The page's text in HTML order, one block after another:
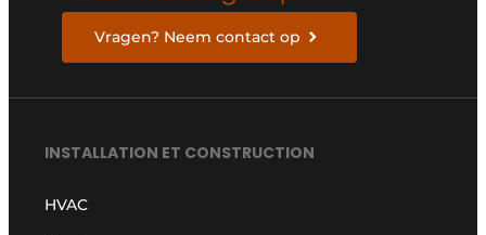
Vragen? Neem contact op
INSTALLATION ET CONSTRUCTION
HVAC